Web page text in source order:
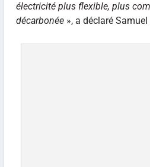
électricité plus flexible, plus
décarbonée», a déclaré Samuel